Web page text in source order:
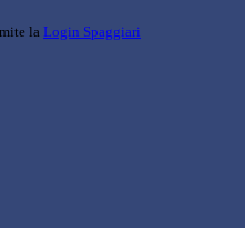
la Login Spaggiari